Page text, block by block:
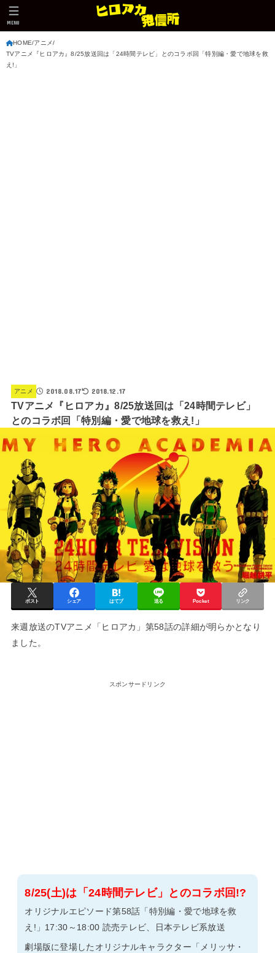
MENU
HOME アニメ
TVアニメ『ヒロアカ』8/25放送回は「24時間テレビ」とのコラボ回「特別編・愛で地球を救
え!」
アニメ 2018.08.17 2018.12.17
TVアニメ『ヒロアカ』8/25放送回は「24時間テレビ」
とのコラボ回「特別編・愛で地球を救え!」
ポスト シェア はてブ 送る Pocket リンク
来週放送のTVアニメ「ヒロアカ」第58話の詳細が明らかとなり
ました。
スポンサードリンク
8/25(土)は「24時間テレビ」とのコラボ回!?
オリジナルエピソード第58話「特別編・愛で地球を救
え!」17:30～18:00 読売テレビ、日本テレビ系放送
劇場版に登場したオリジナルキャラクター「メリッサ・